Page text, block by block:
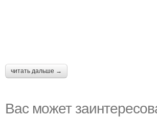
читать дальше →
Вас может